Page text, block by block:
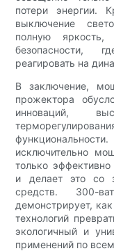
потери энергии.
выключение
полную
безопасности,
реагировать на
В заключение,
прожектора
инноваций,
исключительно
только
и делает это со
средств. 300-
демонстрирует,
технологий
экологичный и
применений по